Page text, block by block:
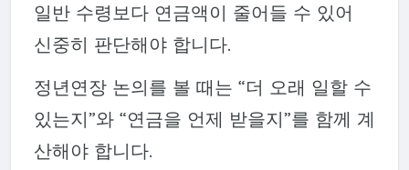
일반 수령보다 연금액이 줄어들 수 있어
신중히 판단해야 합니다.
정년연장 논의를 볼 때는 “더 오래 일할 수
있는지”와 “연금을 언제 받을지”를 함께 계
산해야 합니다.